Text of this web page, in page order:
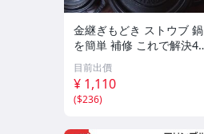
金継ぎもどき ストウブ 鍋
を簡単 補修 これで解決4
点セット キット ブラック
STAUB 剥がれ フチ 補修
錆び止め セラミックパウ
ダー ペベオ
目前出價
¥ 1,110
($236)